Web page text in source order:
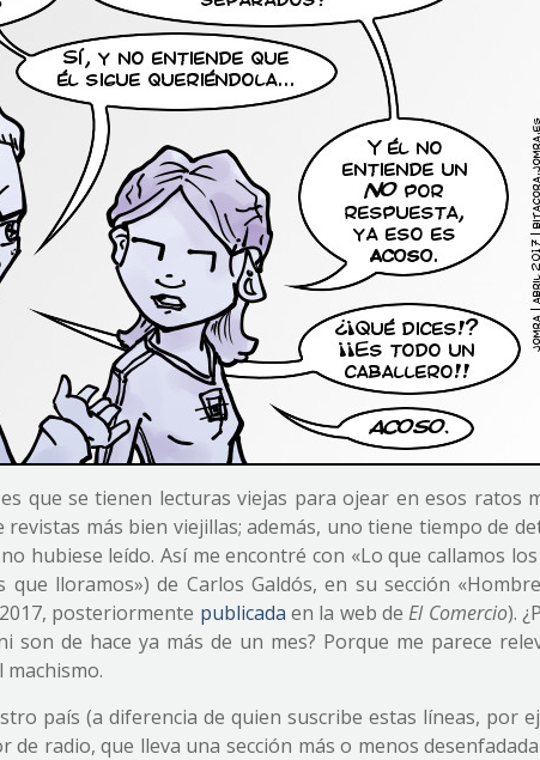
que se tienen lecturas viejas para ojear en esos ratos
más bien viejillas; además, uno tiene tiempo de
hubiese leído. Así me encontré con «Lo que callamos
lloramos») de Carlos Galdós, en su sección
posteriormente publicada en la web deEl Comercio).
de hace ya más de un mes? Porque me parece
país (a diferencia de quien suscribe estas líneas, por
radio, que lleva una sección más o menos